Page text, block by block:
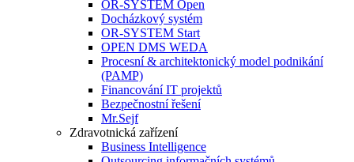
OR-SYSTEM Open
Docházkový systém
OR-SYSTEM Start
OPEN DMS WEDA
Procesní & architektonický model podnikání
(PAMP)
Financování IT projektů
Bezpečnostní řešení
Mr.Sejf
Zdravotnická zařízení
Business Intelligence